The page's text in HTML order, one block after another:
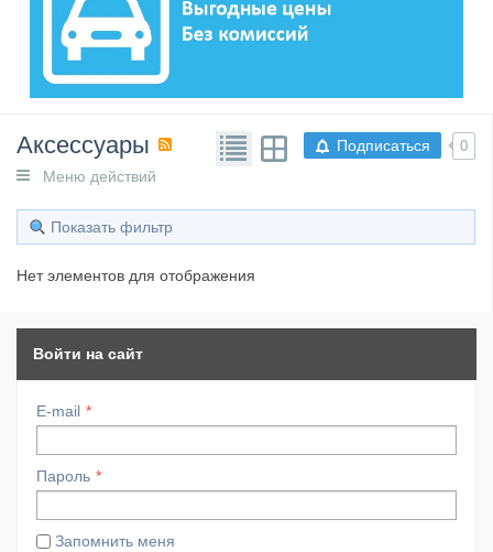
Подписаться 0
Аксессуары
Меню действий
Показать фильтр
Нет элементов для отображения
Войти на сайт
E-mail
Пароль
Запомнить меня